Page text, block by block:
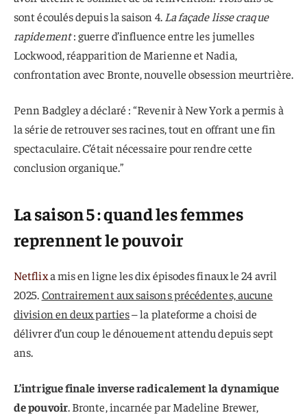
sont écoulés depuis la saison 4. La façade lisse craque
rapidement: guerre d’influence entre les jumelles
Lockwood, réapparition de Marienne et Nadia,
confrontation avec Bronte, nouvelle obsession meurtrière.
Penn Badgley a déclaré : “Revenir à New York a permis à
la série de retrouver ses racines, tout en offrant une fin
spectaculaire. C’était nécessaire pour rendre cette
conclusion organique.”
La saison 5 : quand les femmes
reprennent le pouvoir
Netflixa mis en ligne les dix épisodes finaux le 24 avril
2025.Contrairement aux saisons précédentes, aucune
division en deux parties– la plateforme a choisi de
délivrer d’un coup le dénouement attendu depuis sept
ans.
L’intrigue finale inverse radicalement la dynamique
de pouvoir. Bronte, incarnée par Madeline Brewer,